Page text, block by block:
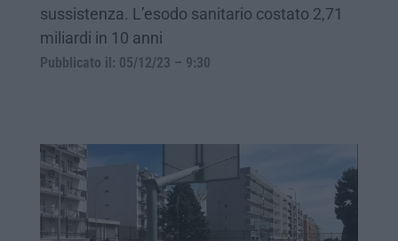
sussistenza. L’esodo sanitario costato 2,71
miliardi in 10 anni
Pubblicato il: 05/12/23 – 9:30